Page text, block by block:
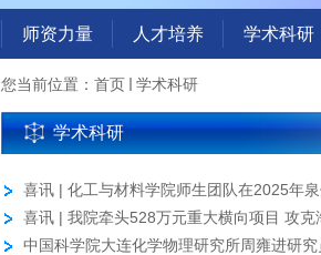
师资力量 人才培养 学术科研
您当前位置： 首页 学术科研
学术科研
喜讯 | 化工与材料学院师生团队在2025年
一等奖
喜讯 | 我院牵头528万元重大横向项目 攻
中国科学院大连化学物理研究所周雍进研